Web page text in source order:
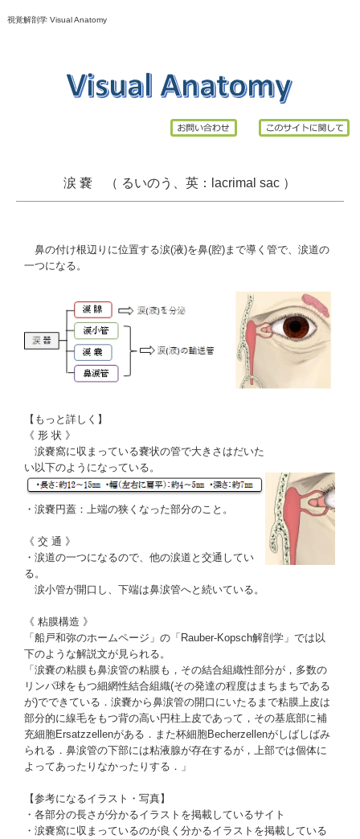
視覚解剖学 Visual Anatomy
涙 嚢 （ るいのう、英： lacrimal sac ）
鼻の付け根辺りに位置する涙(液)を鼻(腔)まで導く管で、涙道の
一つになる。
【もっと詳しく】
《 形 状 》
涙嚢窩に収まっている嚢状の管で大きさはだいた
い以下のようになっている。
・涙嚢円蓋 ：上端の狭くなった部分のこと。
《 交 通 》
・涙道の一つになるので、他の涙道と交通してい
る。
涙小管が開口し、下端は鼻涙管へと続いている。
《 粘膜構造 》
「船戸和弥のホームページ 」の「 Rauber-Kopsch解剖学 」では以
下のような解説文が見られる。
「涙嚢の粘膜も鼻涙管の粘膜も，その結合組織性部分が，多数の
リンパ球をもつ細網性結合組織(その発達の程度はまちまちである
が)でできている．涙嚢から鼻涙管の開口にいたるまで粘膜上皮は
部分的に線毛をもつ背の高い円柱上皮であって，その基底部に補
充細胞Ersatzzellenがある．また杯細胞Becherzellenがしばしばみ
られる．鼻涙管の下部には粘液腺が存在するが，上部では個体に
よってあったりなかったりする．」
【参考になるイラスト・写真】
・各部分の長さが分かるイラストを掲載しているサイト
・涙嚢窩に収まっているのが良く分かるイラストを掲載している